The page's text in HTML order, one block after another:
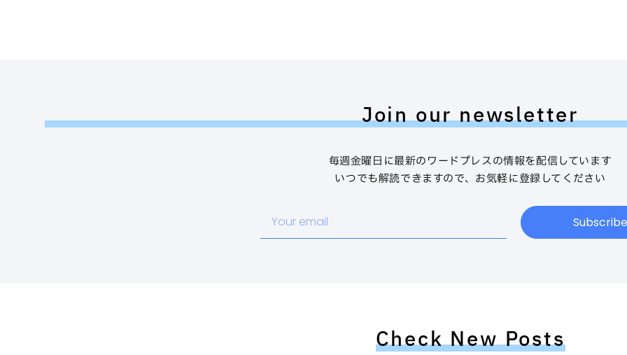
Join our newsletter
毎週金曜日に最新のワードプレスの情報を配信しています
いつでも解読できますので、お気軽に登録してください
email
Subscribe
Check New Posts